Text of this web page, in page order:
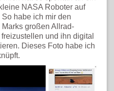
NASA Roboter auf
habe ich mir den
großen Allrad-
und ihn digital
Dieses Foto habe ich